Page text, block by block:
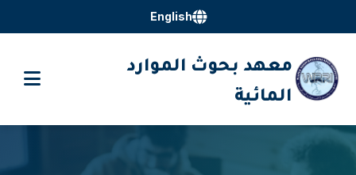
English
معهد بحوث الموارد
المائية